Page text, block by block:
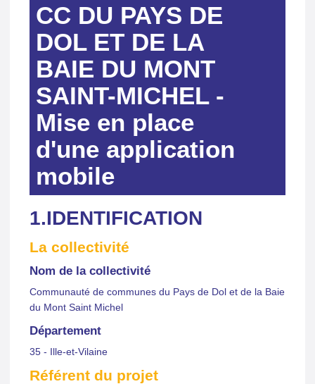
CC DU PAYS DE
DOL ET DE LA
BAIE DU MONT
SAINT-MICHEL -
Mise en place
d'une application
mobile
1.IDENTIFICATION
La collectivité
Nom de la collectivité
Communauté de communes du Pays de Dol et de la Baie
du Mont Saint Michel
Département
35 - Ille-et-Vilaine
Référent du projet